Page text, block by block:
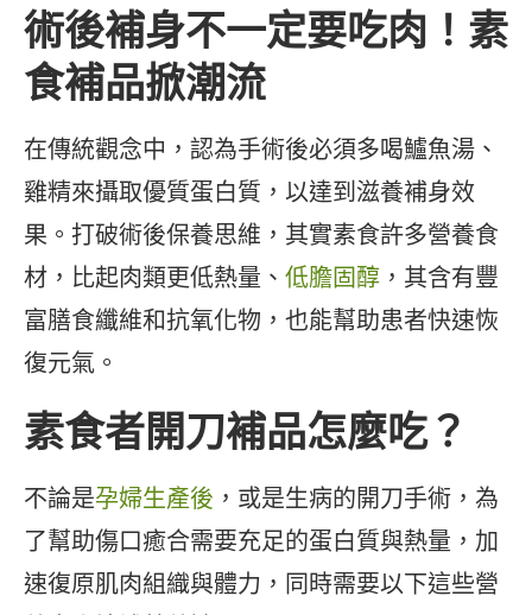
術後補身不一定要吃肉！素
食補品掀潮流
在傳統觀念中，認為手術後必須多喝鱸魚湯、
雞精來攝取優質蛋白質，以達到滋養補身效
果。打破術後保養思維，其實素食許多營養食
材，比起肉類更低熱量、 低膽固醇 ，其含有豐
富膳食纖維和抗氧化物，也能幫助患者快速恢
復元氣。
素食者開刀補品怎麼吃？
不論是孕婦生產後 ，或是生病的開刀手術，為
了幫助傷口癒合需要充足的蛋白質與熱量，加
速復原肌肉組織與體力，同時需要以下這些營